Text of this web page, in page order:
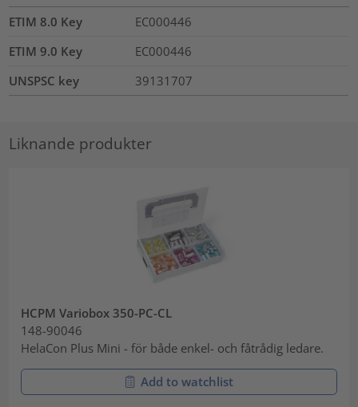
ETIM 8.0 Key
EC000446
ETIM 9.0 Key
EC000446
UNSPSC key
39131707
Liknande produkter
HCPM Variobox 350-PC-CL
148-90046
HelaCon Plus Mini - för både enkel- och fåtrådig ledare.
Add to watchlist